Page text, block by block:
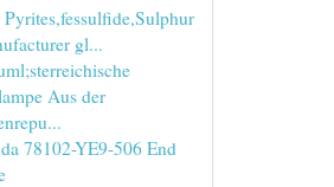
gl...
Aus der
78102-YE9-506 End